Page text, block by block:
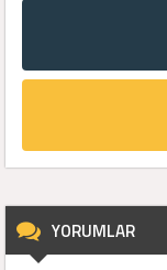
YORUMLAR